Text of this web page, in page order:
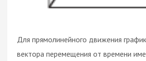
Для прямолинейного движения
вектора перемещения от времени